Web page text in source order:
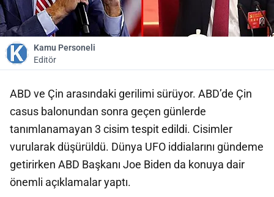
Kamu Personeli
Editör
ABD ve Çin arasındaki gerilimi sürüyor. ABD’de Çin
casus balonundan sonra geçen günlerde
tanımlanamayan 3 cisim tespit edildi. Cisimler
vurularak düşürüldü. Dünya UFO iddialarını gündeme
getirirken ABD Başkanı Joe Biden da konuya dair
önemli açıklamalar yaptı.